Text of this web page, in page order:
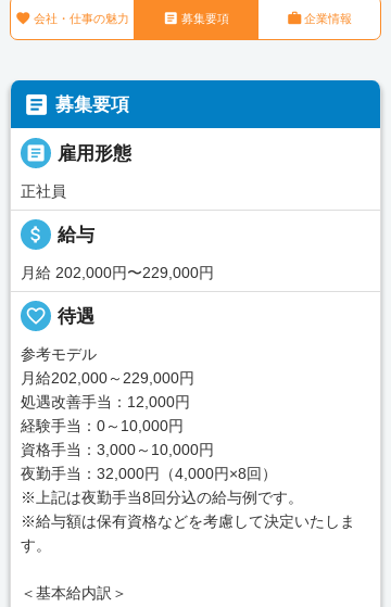
 会社・仕事の魅力  募集要項 企業情報
 募集要項
 雇用形態
正社員
attach_money 給与
月給 202,000円〜229,000円
favorite_border 待遇
参考モデル
月給202,000～229,000円
処遇改善手当：12,000円
経験手当：0～10,000円
資格手当：3,000～10,000円
夜勤手当：32,000円（4,000円×8回）
※上記は夜勤手当8回分込の給与例です。
※給与額は保有資格などを考慮して決定いたしま
す。
＜基本給内訳＞